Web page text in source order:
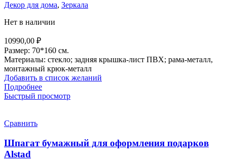
Декор для дома, Зеркала
Нет в наличии
10990,00 ₽
Размер: 70*160 см.
Материалы: стекло; задняя крышка-лист ПВХ; рама-металл,
монтажный крюк-металл
Добавить в список желаний
Подробнее
Быстрый просмотр
Сравнить
Шпагат бумажный для оформления подарков
Alstad